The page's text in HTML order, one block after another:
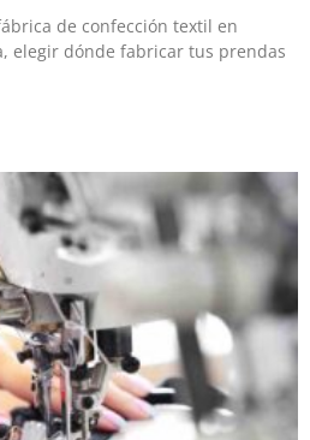
de confección textil en
elegir dónde fabricar tus prendas